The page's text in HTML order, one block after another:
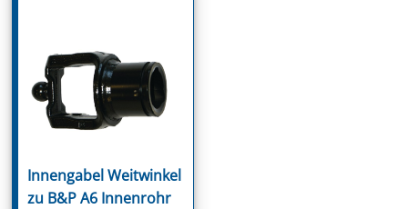
Innengabel Weitwinkel
zu B&P A6 Innenrohr